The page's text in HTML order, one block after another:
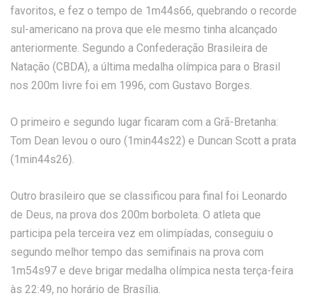
favoritos, e fez o tempo de 1m44s66, quebrando o recorde
sul-americano na prova que ele mesmo tinha alcançado
anteriormente. Segundo a Confederação Brasileira de
Natação (CBDA), a última medalha olímpica para o Brasil
nos 200m livre foi em 1996, com Gustavo Borges.
O primeiro e segundo lugar ficaram com a Grã-Bretanha:
Tom Dean levou o ouro (1min44s22) e Duncan Scott a prata
(1min44s26).
Outro brasileiro que se classificou para final foi Leonardo
de Deus, na prova dos 200m borboleta. O atleta que
participa pela terceira vez em olimpíadas, conseguiu o
segundo melhor tempo das semifinais na prova com
1m54s97 e deve brigar medalha olímpica nesta terça-feira
às 22:49, no horário de Brasília.